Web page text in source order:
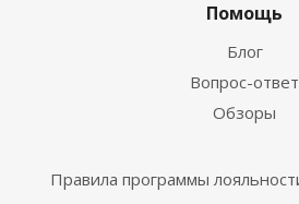
Помощь
Блог
Вопрос-ответ
Обзоры
Правила программы